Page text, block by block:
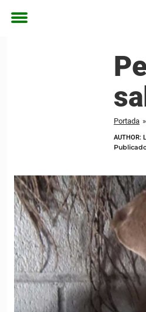
Toggle
Portada »
AUTHOR: